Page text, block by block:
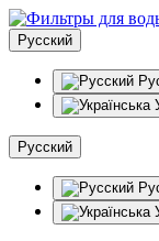
Русский
Русский